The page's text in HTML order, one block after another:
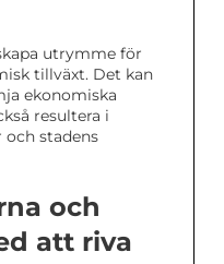
utrymme för
tillväxt. Det kan
ekonomiska
resultera i
stadens
och
att riva